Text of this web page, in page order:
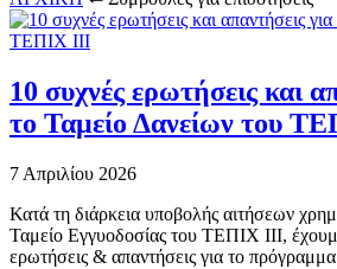
10 συχνές ερωτήσεις και
το Ταμείο Δανείων του
7 Απριλίου 2026
Κατά τη διάρκεια υποβολής αιτήσεων
Ταμείο Εγγυοδοσίας του ΤΕΠΙΧ ΙΙΙ,
ερωτήσεις & απαντήσεις για το